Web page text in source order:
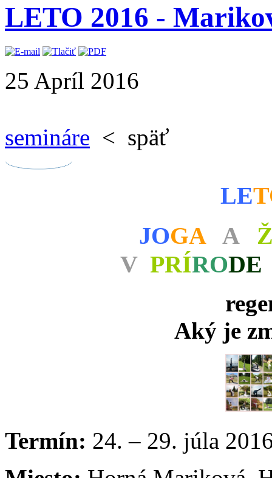
LETO 2016 -
25 Apríl 2016
semináre < späť
LE
JOGA A
VPRÍRODE
Aký je
Termín: 24. – 29. júla